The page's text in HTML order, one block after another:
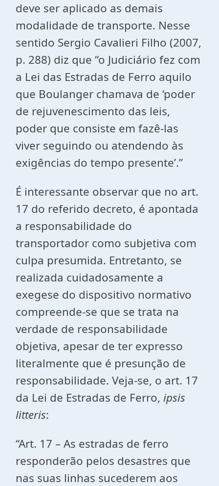
deve ser aplicado as demais
modalidade de transporte. Nesse
sentido Sergio Cavalieri Filho (2007,
p. 288) diz que “o Judiciário fez com
a Lei das Estradas de Ferro aquilo
que Boulanger chamava de ‘poder
de rejuvenescimento das leis,
poder que consiste em fazê-las
viver seguindo ou atendendo às
exigências do tempo presente’.”
É interessante observar que no art.
17 do referido decreto, é apontada
a responsabilidade do
transportador como subjetiva com
culpa presumida. Entretanto, se
realizada cuidadosamente a
exegese do dispositivo normativo
compreende-se que se trata na
verdade de responsabilidade
objetiva, apesar de ter expresso
literalmente que é presunção de
responsabilidade. Veja-se, o art. 17
da Lei de Estradas de Ferro, ipsis
litteris:
“Art. 17 – As estradas de ferro
responderão pelos desastres que
nas suas linhas sucederem aos